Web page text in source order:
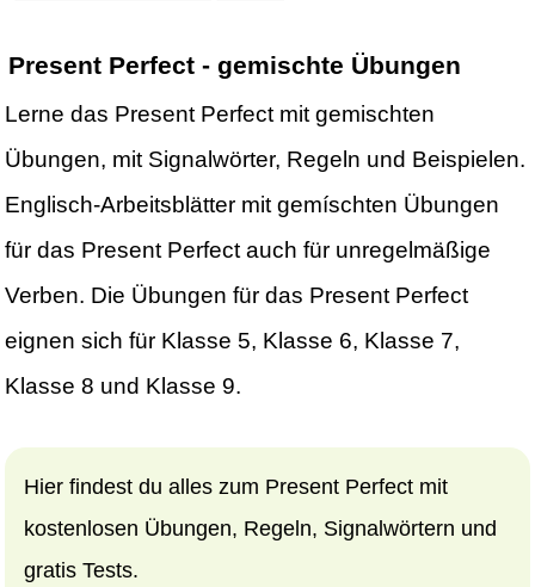
Present Perfect - gemischte Übungen
Lerne das Present Perfect mit gemischten
Übungen, mit Signalwörter, Regeln und Beispielen.
Englisch-Arbeitsblätter mit gemíschten Übungen
für das Present Perfect auch für unregelmäßige
Verben. Die Übungen für das Present Perfect
eignen sich für Klasse 5, Klasse 6, Klasse 7,
Klasse 8 und Klasse 9.
Hier findest du alles zum Present Perfect mit
kostenlosen Übungen, Regeln, Signalwörtern und
gratis Tests.